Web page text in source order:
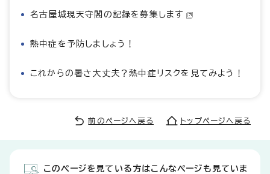
名古屋城現天守閣の記録を募集します
熱中症を予防しましょう！
これからの暑さ大丈夫？熱中症リスクを見てみよう！
前のページへ戻る トップページへ戻る
このページを見ている方はこんなページも見ていま